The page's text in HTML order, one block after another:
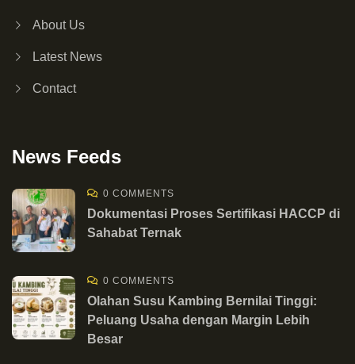
About Us
Latest News
Contact
News Feeds
0 COMMENTS
Dokumentasi Proses Sertifikasi HACCP di
Sahabat Ternak
0 COMMENTS
Olahan Susu Kambing Bernilai Tinggi:
Peluang Usaha dengan Margin Lebih
Besar